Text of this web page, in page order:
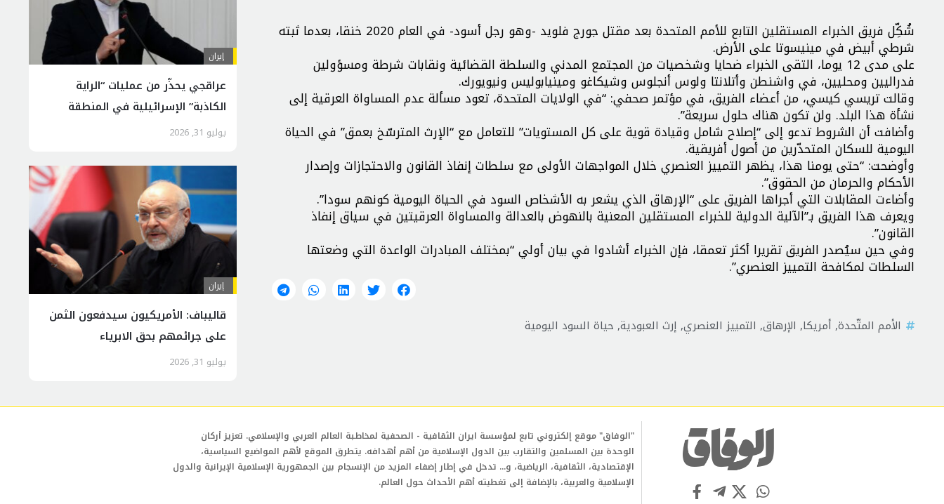
شُكِّل فريق الخبراء المستقلين التابع للأمم المتحدة بعد مقتل جورج فلويد -وهو رجل أسود- في العام 2020 خنقا، بعدما ثبته
شرطي أبيض في مينيسوتا على الأرض.
على مدى 12 يوما، التقى الخبراء ضحايا وشخصيات من المجتمع المدني والسلطة القضائية ونقابات شرطة ومسؤولين
فدراليين ومحليين، في واشنطن وأتلانتا ولوس أنجلوس وشيكاغو ومينيابوليس ونيويورك.
وقالت تريسي كيسي، من أعضاء الفريق، في مؤتمر صحفي: “في الولايات المتحدة، تعود مسألة عدم المساواة العرقية إلى
نشأة هذا البلد. ولن تكون هناك حلول سريعة”.
وأضافت أن الشروط تدعو إلى “إصلاح شامل وقيادة قوية على كل المستويات” للتعامل مع “الإرث المترسّخ بعمق” في الحياة
اليومية للسكان المتحدّرين من أصول أفريقية.
وأوضحت: “حتى يومنا هذا، يظهر التمييز العنصري خلال المواجهات الأولى مع سلطات إنفاذ القانون والاحتجازات وإصدار
الأحكام والحرمان من الحقوق”.
وأضاءت المقابلات التي أجراها الفريق على “الإرهاق الذي يشعر به الأشخاص السود في الحياة اليومية كونهم سودا”.
ويعرف هذا الفريق بـ”الآلية الدولية للخبراء المستقلين المعنية بالنهوض بالعدالة والمساواة العرقيتين في سياق إنفاذ
القانون”.
وفي حين سيُصدر الفريق تقريرا أكثر تعمقا، فإن الخبراء أشادوا في بيان أولي “بمختلف المبادرات الواعدة التي وضعتها
السلطات لمكافحة التمييز العنصري”.
الأمم المتّحدة, أمريكا, الإرهاق, التمييز العنصري, إرث العبودية, حياة السود اليومية
إيران
عراقجي يحذّر من عمليات “الراية
الكاذبة” الإسرائيلية في المنطقة
يوليو 31, 2026
إيران
قاليباف: الأمريكيون سيدفعون الثمن
على جرائمهم بحق الابرياء
يوليو 31, 2026
"الوفاق" موقع إلكتروني تابع لمؤسسة ايران الثقافية - الصحفية لمخاطبة العالم العربي والإسلامي. تعزيز أركان
الوحدة بين المسلمين والتقارب بين الدول الإسلامية من أهم أهدافه. يتطرق الموقع لأهم المواضيع السياسية،
الإقتصادية، الثقافية، الرياضية، و... تدخل في إطار إضفاء المزيد من الإنسجام بين الجمهورية الإسلامية الإيرانية والدول
الإسلامية والعربية، بالإضافة إلى تغطيته أهم الأحداث حول العالم.